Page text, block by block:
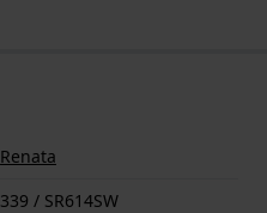
Renata
339 / SR614SW